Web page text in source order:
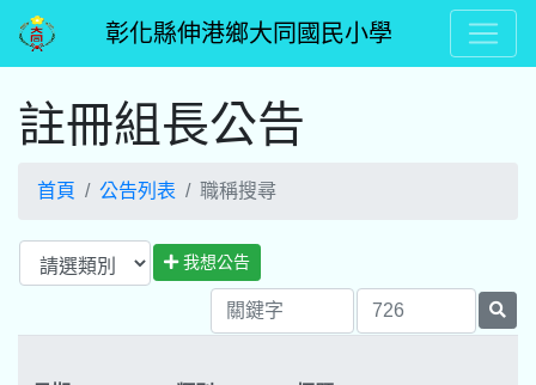
彰化縣伸港鄉大同國民小學
註冊組長公告
首頁 公告列表 職稱搜尋
我想公告